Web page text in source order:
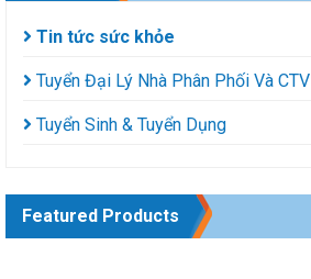
Tin tức sức khỏe
Tuyển Đại Lý Nhà Phân Phối Và CTV
Tuyển Sinh & Tuyển Dụng
Featured Products